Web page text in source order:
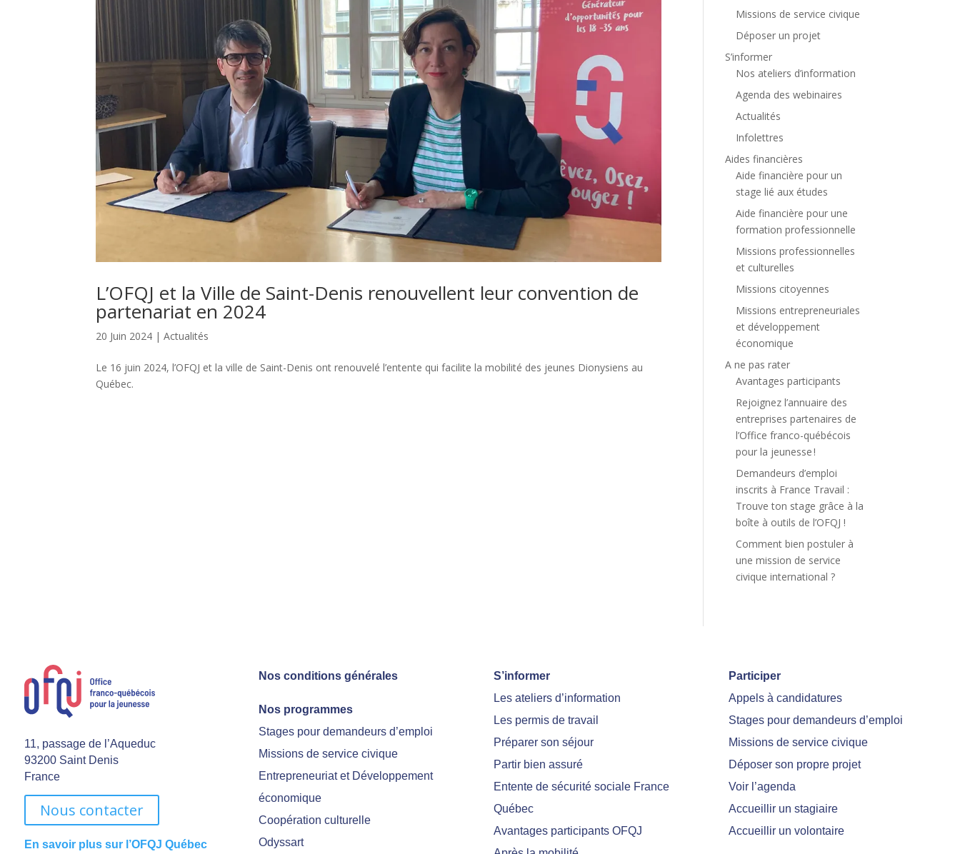
L’OFQJ et la Ville de Saint-Denis renouvellent leur convention de
partenariat en 2024
20 Juin 2024 |Actualités
Le 16 juin 2024, l’OFQJ et la ville de Saint-Denis ont renouvelé l’entente qui facilite la mobilité des jeunes Dionysiens au
Québec.
Missions de service civique
Déposer un projet
S’informer
Nos ateliers d’information
Agenda des webinaires
Actualités
Infolettres
Aides financières
Aide financière pour un
stage lié aux études
Aide financière pour une
formation professionnelle
Missions professionnelles
et culturelles
Missions citoyennes
Missions entrepreneuriales
et développement
économique
A ne pas rater
Avantages participants
Rejoignez l’annuaire des
entreprises partenaires de
l’Office franco-québécois
pour la jeunesse !
Demandeurs d’emploi
inscrits à France Travail :
Trouve ton stage grâce à la
boîte à outils de l’OFQJ !
Comment bien postuler à
une mission de service
civique international ?
11, passage de l’Aqueduc
93200 Saint Denis
France
Nous contacter
En savoir plus sur l’OFQJ Québec
Nos conditions générales
Nos programmes
Stages pour demandeurs d’emploi
Missions de service civique
Entrepreneuriat et Développement
économique
Coopération culturelle
Odyssart
S’informer
Les ateliers d’information
Les permis de travail
Préparer son séjour
Partir bien assuré
Entente de sécurité sociale France
Québec
Avantages participants OFQJ
Participer
Appels à candidatures
Stages pour demandeurs d’emploi
Missions de service civique
Déposer son propre projet
Voir l’agenda
Accueillir un stagiaire
Accueillir un volontaire